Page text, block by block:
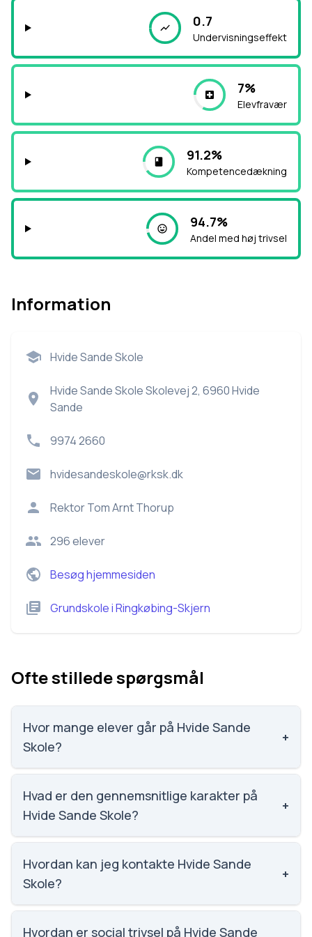
0.7
Undervisningseffekt
7%
Elevfravær
91.2%
Kompetencedækning
94.7%
Andel med høj trivsel
Information
Hvide Sande Skole
Hvide Sande Skole Skolevej 2, 6960 Hvide
Sande
9974 2660
hvidesandeskole@rksk.dk
RektorTom Arnt Thorup
296elever
Besøg hjemmesiden
GrundskoleiRingkøbing-Skjern
Ofte stillede spørgsmål
Hvor mange elever går på Hvide Sande
Skole?
+
Hvide Sande Skole har 296 elever, hvilket gør den til
nummer 934 ud af 3143 skoler.
Hvad er den gennemsnitlige karakter på
Hvide Sande Skole?
+
Karaktergennemsnittet på Hvide Sande Skole er 8.2,
nummer 256 ud af 3143 skoler.
Hvordan kan jeg kontakte Hvide Sande
Skole?
+
Email: hvidesandeskole@rksk.dk. Telefon: 9974
2660. Adresse: Hvide Sande Skole Skolevej 2, 6960
Hvordan er social trivsel på Hvide Sande